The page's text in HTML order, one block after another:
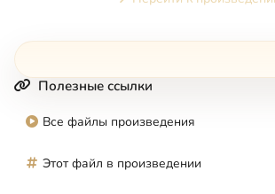
Полезные ссылки
Все файлы произведения
Этот файл в произведении